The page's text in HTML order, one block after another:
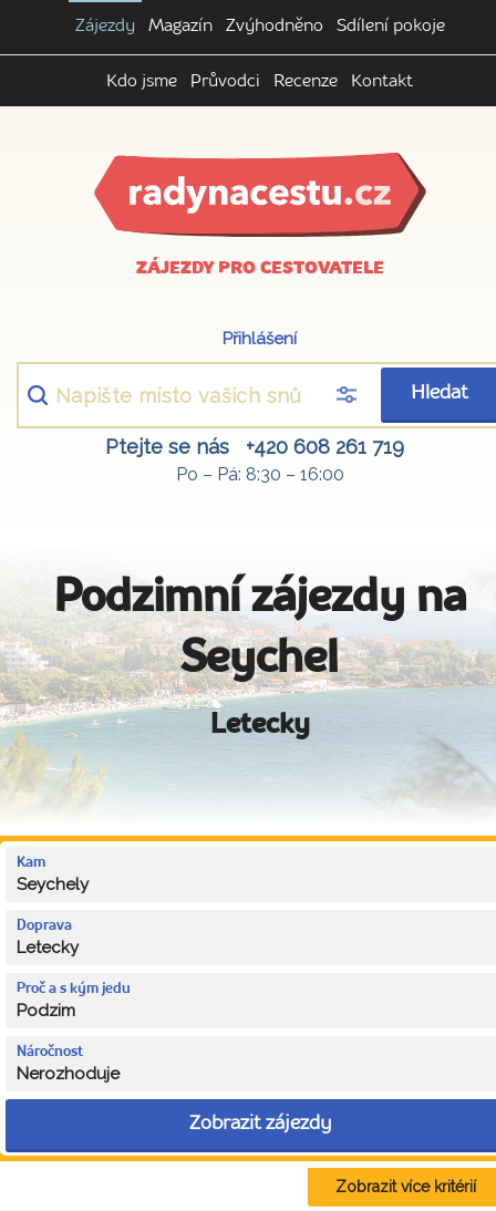
Zájezdy Magazín Zvýhodněno Sdílení pokoje
Kdo jsme Průvodci Recenze Kontakt
ZÁJEZDY PRO CESTOVATELE
Přihlášení
Hledat
Ptejte se nás +420 608 261 719
Po – Pá: 8:30 – 16:00
Podzimní zájezdy na
Seychel
Letecky
Kam
Seychely
Doprava
Letecky
Proč a s kým jedu
Podzim
Náročnost
Nerozhoduje
Zobrazit zájezdy
Zobrazit více kritérií